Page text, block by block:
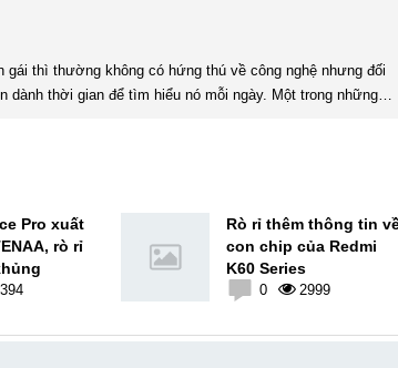
thời gian để tìm hiểu nó mỗi ngày. Một trong những
Pro xuất
rò rỉ
Rò rỉ thêm thông tin
con chip của Redmi
K60 Series
0 2999